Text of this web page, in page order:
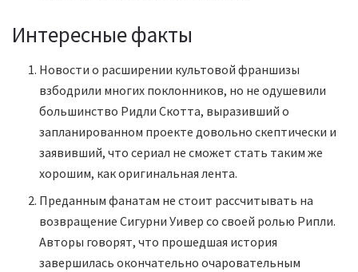
Интересные факты
Новости о расширении культовой франшизы
взбодрили многих поклонников, но не одушевили
большинство Ридли Скотта, выразивший о
запланированном проекте довольно скептически и
заявивший, что сериал не сможет стать таким же
хорошим, как оригинальная лента.
Преданным фанатам не стоит рассчитывать на
возвращение Сигурни Уивер со своей ролью Рипли.
Авторы говорят, что прошедшая история
завершилась окончательно очаровательным